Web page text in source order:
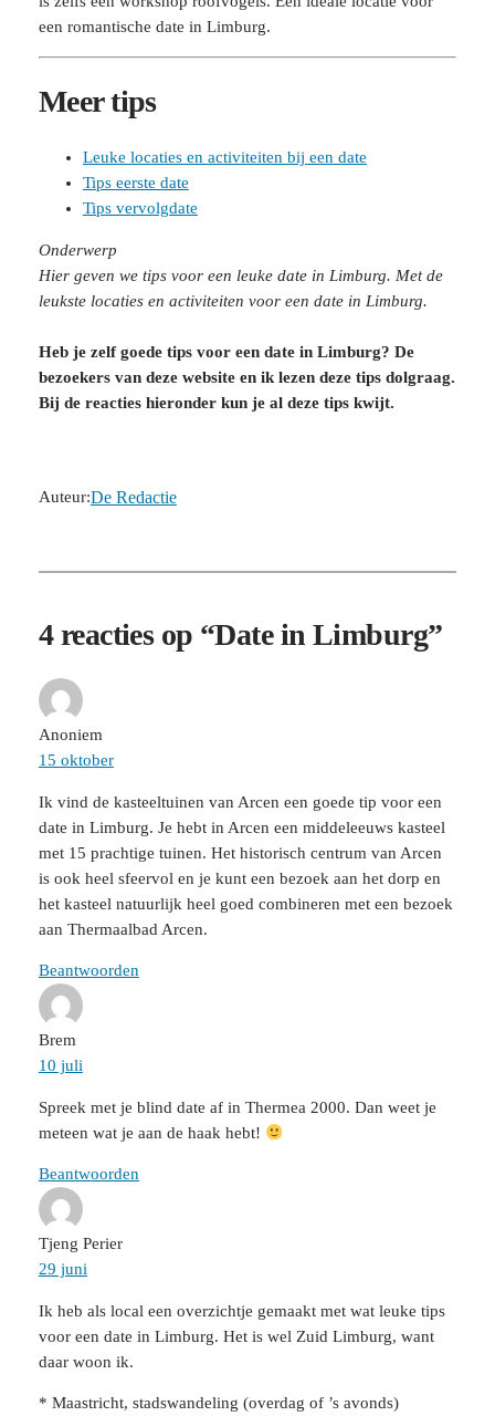
een romantische date in Limburg.
Meer tips
Leuke locaties en activiteiten bij een date
Tips eerste date
Tips vervolgdate
Onderwerp
Hier geven we tips voor een leuke date in Limburg. Met de
leukste locaties en activiteiten voor een date in Limburg.
Heb je zelf goede tips voor een date in Limburg? De
bezoekers van deze website en ik lezen deze tips dolgraag.
Bij de reacties hieronder kun je al deze tips kwijt.
Auteur:De Redactie
4 reacties op “Date in Limburg”
Anoniem
15 oktober
Ik vind de kasteeltuinen van Arcen een goede tip voor een
date in Limburg. Je hebt in Arcen een middeleeuws kasteel
met 15 prachtige tuinen. Het historisch centrum van Arcen
is ook heel sfeervol en je kunt een bezoek aan het dorp en
het kasteel natuurlijk heel goed combineren met een bezoek
aan Thermaalbad Arcen.
Beantwoorden
Brem
10 juli
Spreek met je blind date af in Thermea 2000. Dan weet je
meteen wat je aan de haak hebt!
Beantwoorden
Tjeng Perier
29 juni
Ik heb als local een overzichtje gemaakt met wat leuke tips
voor een date in Limburg. Het is wel Zuid Limburg, want
daar woon ik.
* Maastricht, stadswandeling (overdag of ’s avonds)